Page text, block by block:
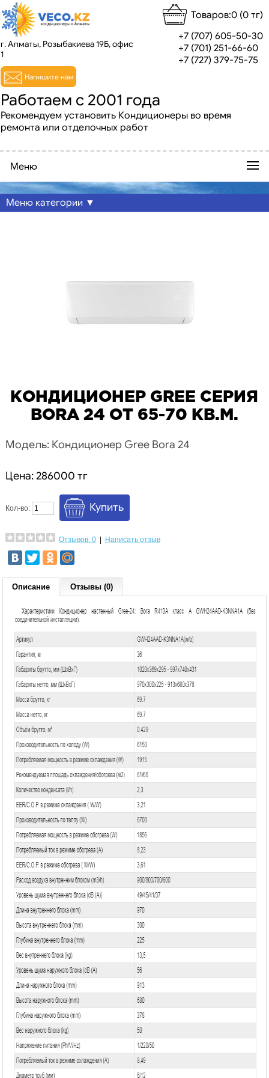
Работаем с 2001 года
Рекомендуем установить Кондиционеры во время
ремонта или отделочных работ
Товаров:0 (0 тг)
г. Алматы, Розыбакиева 19Б, офис
1
Напишите нам
+7 (707) 605-50-30
+7 (701) 251-66-60
+7 (727) 379-75-75
Меню
Меню категории ▼
КОНДИЦИОНЕР GREE СЕРИЯ
BORA 24 ОТ 65-70 КВ.М.
Модель: Кондиционер Gree Bora 24
Цена: 286000 тг
Кол-во:
Отзывов: 0| Написать отзыв
Описание Отзывы (0)